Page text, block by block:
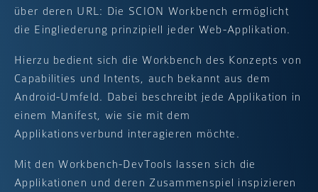
über deren URL: Die SCION Workbench ermöglicht
die Eingliederung prinzipiell jeder Web-Applikation.
Hierzu bedient sich die Workbench des Konzepts von
Capabilities und Intents, auch bekannt aus dem
Android-Umfeld. Dabei beschreibt jede Applikation in
einem Manifest, wie sie mit dem
Applikationsverbund interagieren möchte.
Mit den Workbench-DevTools lassen sich die
Applikationen und deren Zusammenspiel inspizieren